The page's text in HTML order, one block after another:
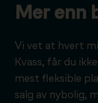
Mer enn
Vi vet at hvert
Kvass, får du
mest fleksible
salg av nybolig,